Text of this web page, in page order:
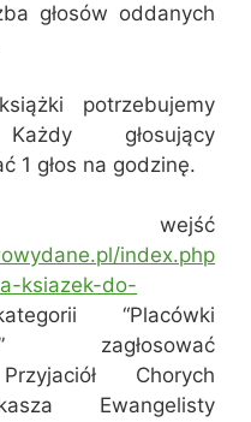
głosów oddanych
potrzebujemy
głosujący
1 głos na godzinę.
wejść
index.php
ksiazek-do-
“Placówki
zagłosować
Chorych
Ewangelisty